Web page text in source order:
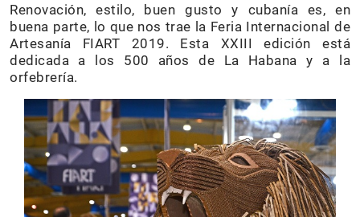
Renovación, estilo, buen gusto y cubanía es, en
buena parte, lo que nos trae la Feria Internacional de
Artesanía FIART 2019. Esta XXIII edición está
dedicada a los 500 años de La Habana y a la
orfebrería.